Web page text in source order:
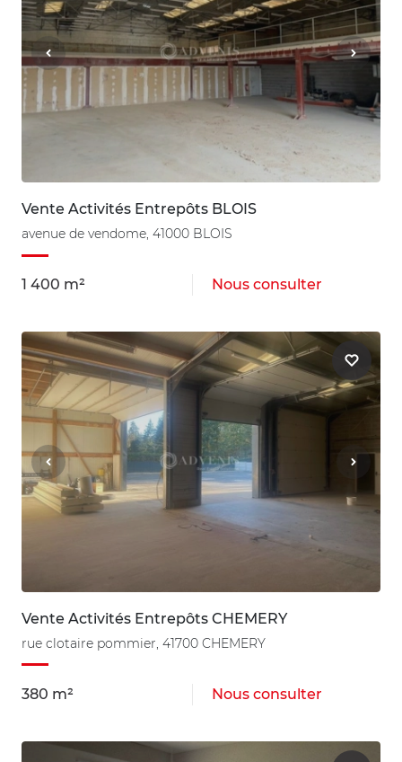
Vente Activités Entrepôts BLOIS
avenue de vendome, 41000 BLOIS
1 400 m² Nous consulter
Vente Activités Entrepôts CHEMERY
rue clotaire pommier, 41700 CHEMERY
380 m² Nous consulter